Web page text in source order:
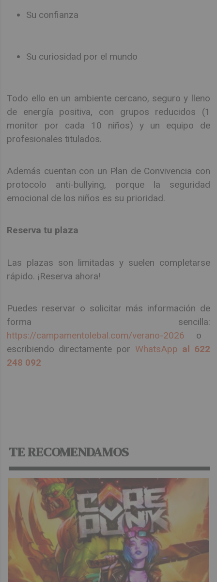
Su confianza
Su curiosidad por el mundo
Todo ello en un ambiente cercano, seguro y lleno
de energía positiva, con grupos reducidos (1
monitor por cada 10 niños) y un equipo de
profesionales titulados.
Además cuentan con un Plan de Convivencia con
protocolo anti-bullying, porque la seguridad
emocional de los niños es su prioridad.
Reserva tu plaza
Las plazas son limitadas y suelen completarse
rápido. ¡Reserva ahora!
Puedes reservar o solicitar más información de
forma sencilla:
https://campamentolebal.com/verano-2026 o
escribiendo directamente por WhatsApp al 622
248 092
TE RECOMENDAMOS